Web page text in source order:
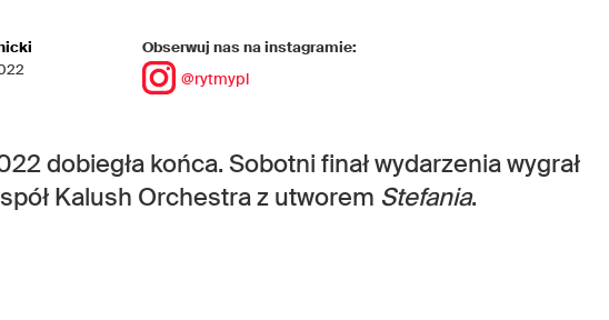
Obserwuj nas na instagramie:
@rytmypl
dobiegła końca. Sobotni finał wydarzenia wygrał
Kalush Orchestraz utworem Stefania.